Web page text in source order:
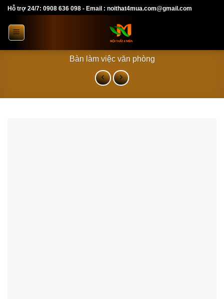
Skip
content
Hỗ trợ 24/7: 0908 636 098 - Email : noithat4mua.com@gmail.com
Bàn làm việc văn phòng